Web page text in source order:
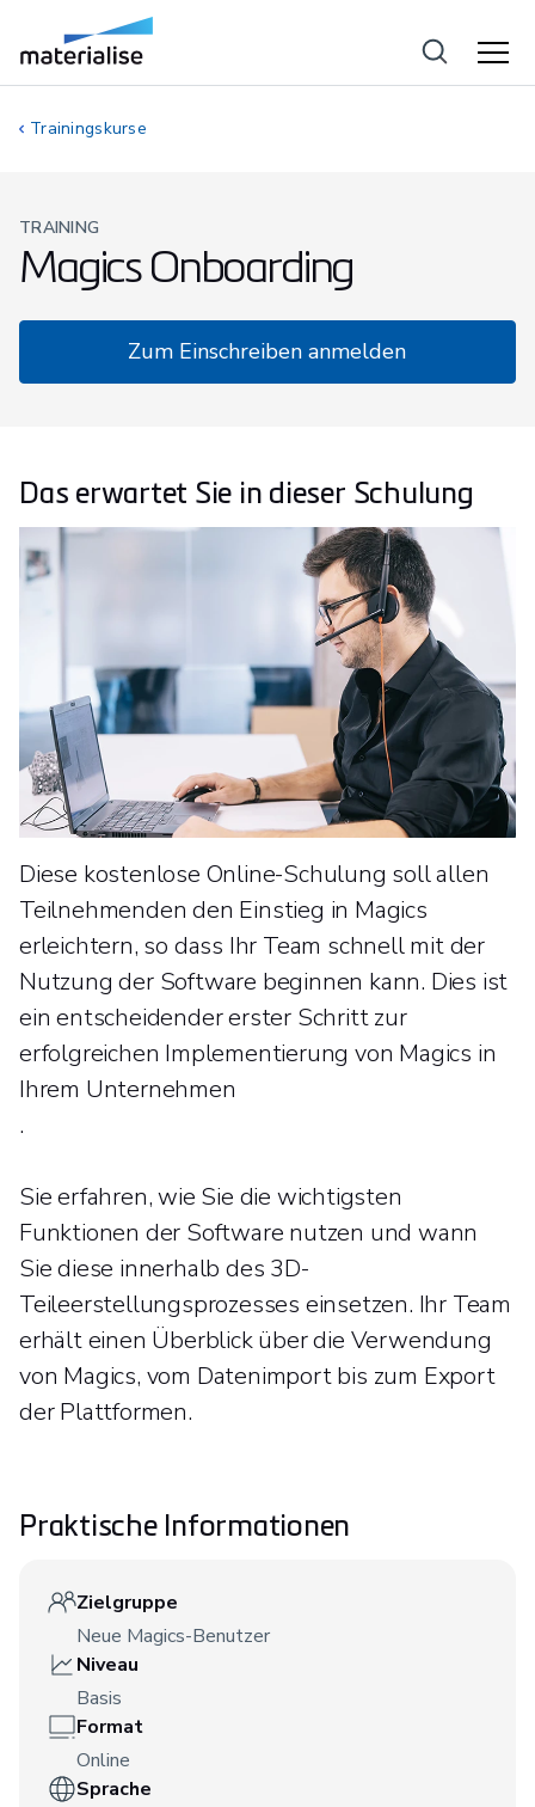
Trainingskurse
TRAINING
Magics Onboarding
Zum Einschreiben anmelden
Das erwartet Sie in dieser Schulung
Diese kostenlose Online-Schulung soll allen
Teilnehmenden den Einstieg in Magics
erleichtern, so dass Ihr Team schnell mit der
Nutzung der Software beginnen kann. Dies ist
ein entscheidender erster Schritt zur
erfolgreichen Implementierung von Magics in
Ihrem Unternehmen
.
Sie erfahren, wie Sie die wichtigsten
Funktionen der Software nutzen und wann
Sie diese innerhalb des 3D-
Teileerstellungsprozesses einsetzen. Ihr Team
erhält einen Überblick über die Verwendung
von Magics, vom Datenimport bis zum Export
der Plattformen.
Praktische Informationen
Zielgruppe
Neue Magics-Benutzer
Niveau
Basis
Format
Online
Sprache